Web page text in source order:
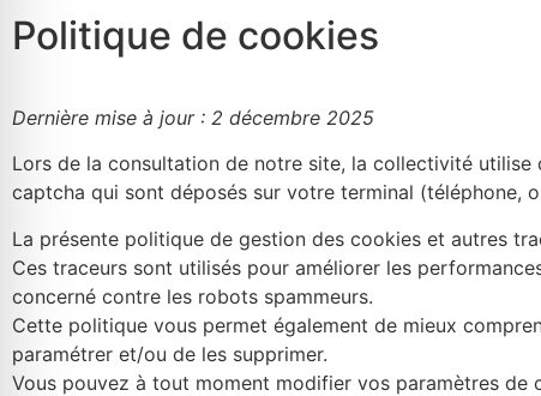
Politique de cookies
Dernière mise à jour : 2 décembre 2025
Lors de la consultation de notre site, la collectivité utilise
captcha qui sont déposés sur votre terminal (téléphone,
La présente politique de gestion des cookies et autres
Ces traceurs sont utilisés pour améliorer les
concerné contre les robots spammeurs.
Cette politique vous permet également de mieux
paramétrer et/ou de les supprimer.
Vous pouvez à tout moment modifier vos paramètres